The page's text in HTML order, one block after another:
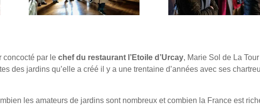
concocté par lechef du restaurant l’Etoile d’Urcay, Marie Sol de La Tour
des jardins qu’elle a créé il y a une trentaine d’années avec ses
les amateurs de jardins sont nombreux et combien la France est